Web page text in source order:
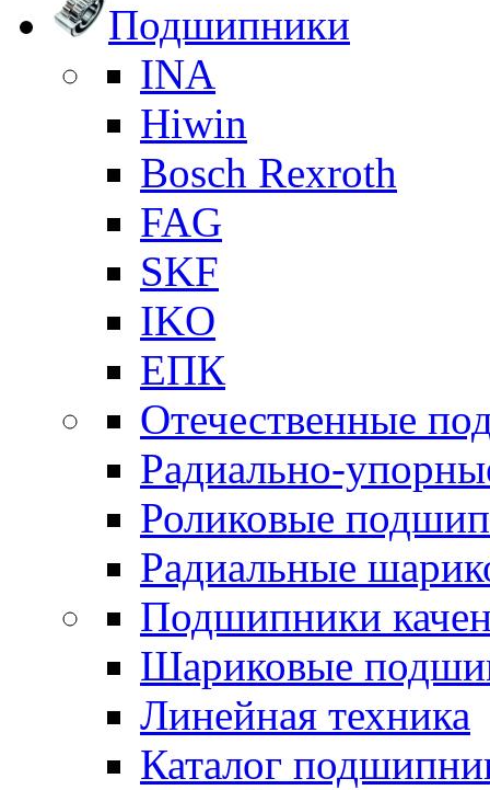
Подшипники
INA
Hiwin
Bosch Rexroth
FAG
SKF
IKO
ЕПК
Отечественные
Радиально-
Роликовые
Радиальные
Подшипники
Шариковые
Линейная техника
Каталог